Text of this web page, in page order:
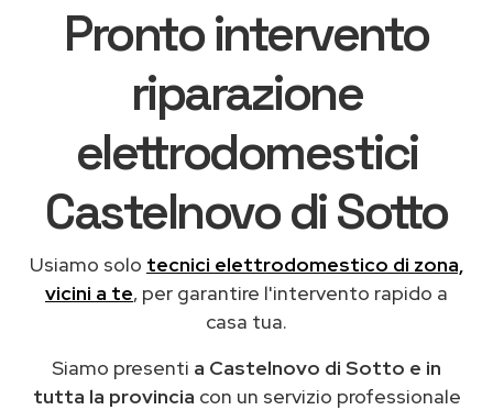
Pronto intervento
riparazione
elettrodomestici
Castelnovo di Sotto
Usiamo solo tecnici elettrodomestico di zona,
vicini a te, per garantire l'intervento rapido a
casa tua.
Siamo presenti a Castelnovo di Sotto e in
tutta la provincia con un servizio professionale